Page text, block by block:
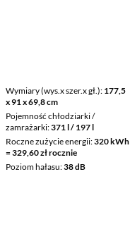
Wymiary (wys.x szer.x gł.) 177,5
x 91 x 69,8 cm
Pojemność chłodziarki /
zamrażarki 371 l / 197 l
Roczne zużycie energii 320 kWh
= 329,60 zł rocznie
Poziom hałasu 38 dB